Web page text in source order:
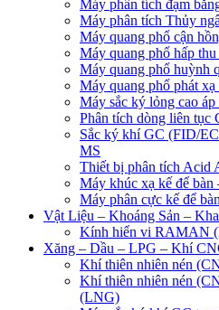
Máy phân tích đạm
Máy phân tích Thủy
Máy quang phổ cận
Máy quang phổ hấp
Máy quang phổ huỳnh
Máy quang phổ phát
Máy sắc ký lỏng cao
Phân tích dòng liên tục
Sắc ký khí GC (FID/
MS
Thiết bị phân tích Acid
Máy khúc xạ kế để
Máy phân cực kế để bàn
Vật Liệu – Khoáng Sản –
Kính hiển vi RAMAN
Xăng – Dầu – LPG – Khí
Khí thiên nhiên nén
Khí thiên nhiên nén
(LNG)